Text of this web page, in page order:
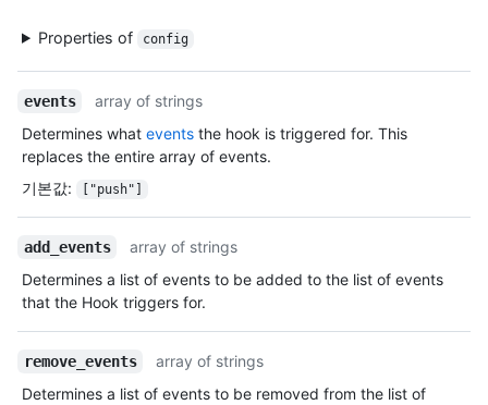
Properties of config
events
array of strings
Determines what events the hook is triggered for. This
replaces the entire array of events.
기본값: ["push"]
add_events
array of strings
Determines a list of events to be added to the list of events
that the Hook triggers for.
remove_events
array of strings
Determines a list of events to be removed from the list of